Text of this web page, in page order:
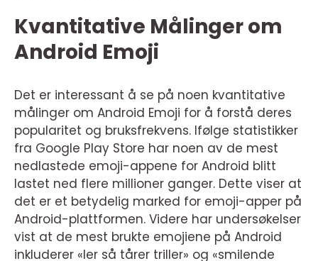
Kvantitative Målinger om
Android Emoji
Det er interessant å se på noen kvantitative
målinger om Android Emoji for å forstå deres
popularitet og bruksfrekvens. Ifølge statistikker
fra Google Play Store har noen av de mest
nedlastede emoji-appene for Android blitt
lastet ned flere millioner ganger. Dette viser at
det er et betydelig marked for emoji-apper på
Android-plattformen. Videre har undersøkelser
vist at de mest brukte emojiene på Android
inkluderer «ler så tårer triller» og «smilende